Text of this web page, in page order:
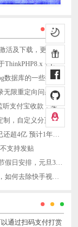
PHPStorm2020.1永久激活及下载，更新至2024
花点时间搞的一款基于ThinkPHP8.x + Layui架构开发的通用后台管理系统
PostgreSQL数据库，pg数据库的一些操作命令
无限重定向问题
PHP结合安卓APP，监听支付宝收款，实现个人支付宝支付接口
制，自定义分页类
《真还传》,6亿债务已还超4亿 预计1年多之内就能还清
支持发贴
国务院今天发布2021节假日安排，元旦3天，春节7天，劳动节5天
快手视频去水印方法，如何去除快手视频水印
通过扫码支付打赏